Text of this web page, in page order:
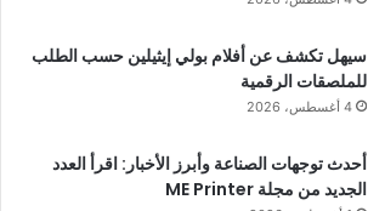
سيهل تكشف عن أفلام بولي إيثيلين حسب الطلب
للملصقات الرقمية
4 أغسطس، 2026
أحدث توجهات الصناعة وأبرز الأخبار: اقرأ العدد
الجديد من مجلة ME Printer